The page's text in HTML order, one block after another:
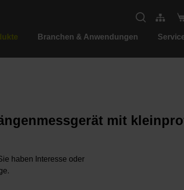
Branchen & Anwendungen
mit
haben Interesse oder